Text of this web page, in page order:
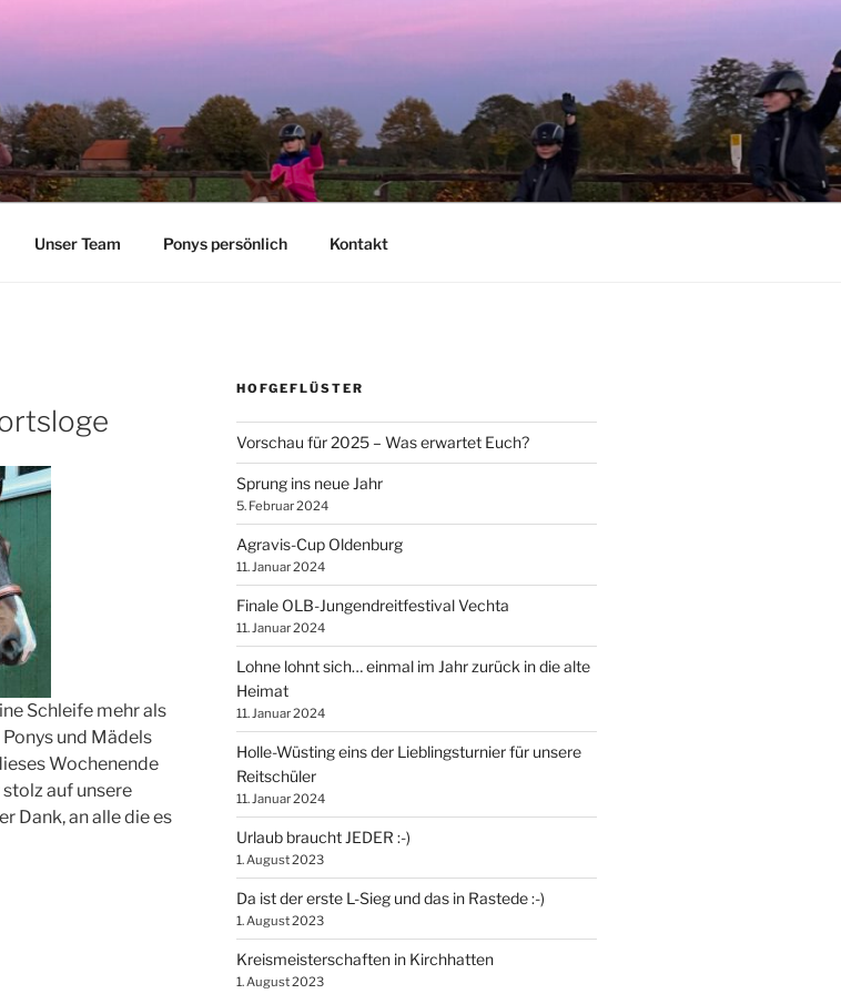
Unser Team Ponys persönlich Kontakt
Schleife mehr als
und Mädels
Wochenende
auf unsere
Dank, an alle die es
HOFGEFLÜSTER
Vorschau für 2025 – Was erwartet Euch?
Sprung ins neue Jahr
5. Februar 2024
Agravis-Cup Oldenburg
11. Januar 2024
Finale OLB-Jungendreitfestival Vechta
11. Januar 2024
Lohne lohnt sich… einmal im Jahr zurück in die alte
Heimat
11. Januar 2024
Holle-Wüsting eins der Lieblingsturnier für unsere
Reitschüler
11. Januar 2024
Urlaub braucht JEDER :-)
1. August 2023
Da ist der erste L-Sieg und das in Rastede :-)
1. August 2023
Kreismeisterschaften in Kirchhatten
1. August 2023